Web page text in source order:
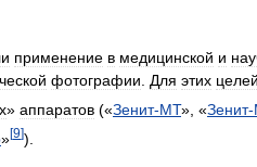
применение в медицинской и
фотографии Для этих целей
» аппаратов («Зенит-МТ», «Зенит-
»[9]).